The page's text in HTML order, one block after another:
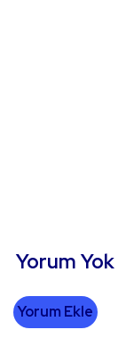
Yorum Yok
Yorum Ekle